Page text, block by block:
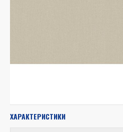
ХАРАКТЕРИСТИКИ